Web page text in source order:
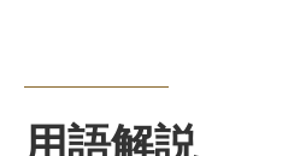
用語解説